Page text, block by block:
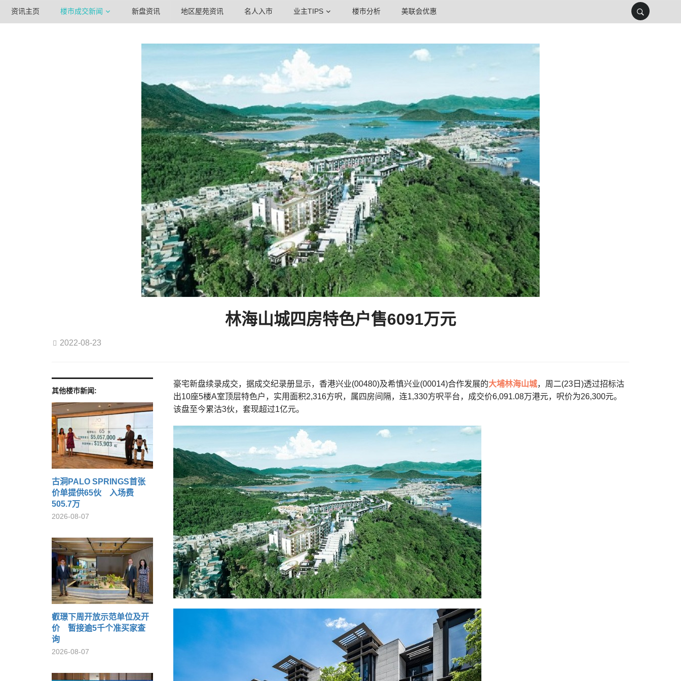
资讯主页 楼市成交新闻 新盘资讯 地区屋苑资讯 名人入市 业主TIPS 楼市分析 美联会优惠
林海山城四房特色户售6091万元
2022-08-23
其他楼巿新闻:
古洞PALO SPRINGS首张
价单提供65伙 入场费
505.7万
2026-08-07
叡璟下周开放示范单位及开
价 暂接逾5千个准买家查
询
2026-08-07
豪宅新盘续录成交，据成交纪录册显示，香港兴业(00480)及希慎兴业(00014)合作发展的大埔林海山城，周二(23日)透过招标沽
出10座5楼A室顶层特色户，实用面积2,316方呎，属四房间隔，连1,330方呎平台，成交价6,091.08万港元，呎价为26,300元。
该盘至今累沽3伙，套现超过1亿元。